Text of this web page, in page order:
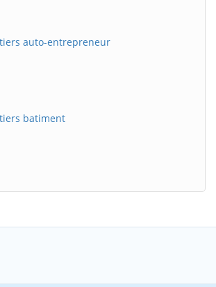
auto-entrepreneur
batiment